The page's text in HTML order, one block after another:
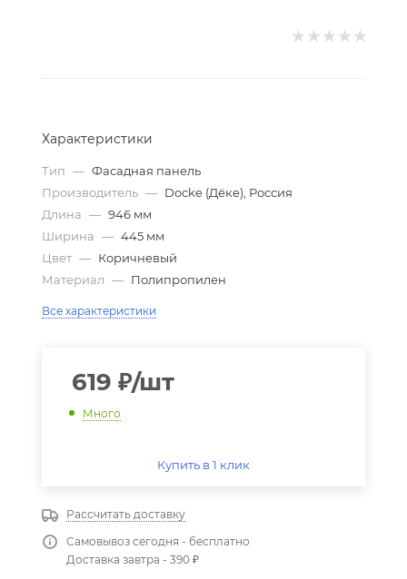
Характеристики
Тип — Фасадная панель
Производитель — Docke (Дёке), Россия
Длина — 946 мм
Ширина — 445 мм
Цвет — Коричневый
Материал — Полипропилен
Все характеристики
619 ₽/шт
Много
Купить в 1 клик
Рассчитать доставку
Самовывоз сегодня - бесплатно
Доставка завтра - 390 ₽